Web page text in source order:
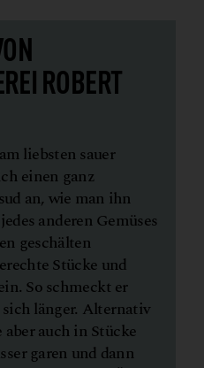
ROBERT
liebsten sauer
einen ganz
an, wie man ihn
anderen Gemüses
geschälten
Stücke und
So schmeckt er
länger. Alternativ
auch in Stücke
garen und dann